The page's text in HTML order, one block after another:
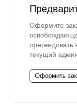
Оформите
текущий
Оформить